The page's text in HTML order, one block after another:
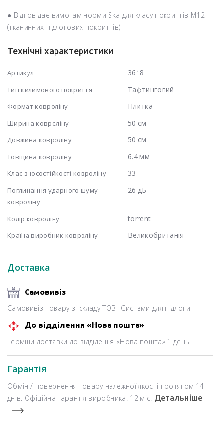
Доставка
Самовивіз
Самовивіз товару зі складу ТОВ "Системи для підлоги"
До відділення «Нова пошта»
Терміни доставки до відділення «Нова пошта» 1 день
Гарантія
Обмін / повернення товару належної якості протягом 14
днів. Офіційна гарантія виробника: 12 міс. Детальніше
● Відповідає вимогам норми Ska для класу покриттів M12
(тканинних підлогових покриттів)
Технічні характеристики
Артикул 3618
Тип килимового покриття Тафтинговий
Формат ковроліну Плитка
Ширина ковроліну 50 см
Довжина ковроліну 50 см
Товщина ковроліну 6.4 мм
Клас зносостійкості ковроліну 33
Поглинання ударного шуму
ковроліну
26 дБ
Колір ковроліну torrent
Країна виробник ковроліну Великобританія